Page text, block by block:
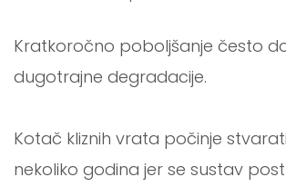
Kratkoročno poboljšanje često
dugotrajne degradacije.
Kotač kliznih vrata počinje
nekoliko godina jer se sustav